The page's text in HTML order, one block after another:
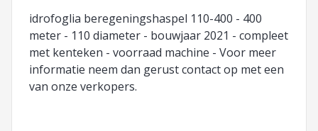
idrofoglia beregeningshaspel 110-400 - 400
meter - 110 diameter - bouwjaar 2021 - compleet
met kenteken - voorraad machine - Voor meer
informatie neem dan gerust contact op met een
van onze verkopers.